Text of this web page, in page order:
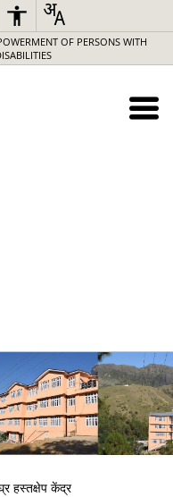
OF PERSONS WITH
हस्तक्षेप केंद्र